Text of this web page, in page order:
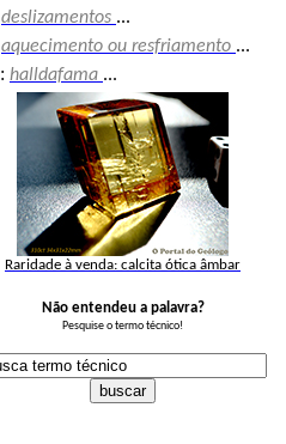
deslizamentos ...
aquecimento ou resfriamento ...
: halldafama ...
Raridade à venda: calcita ótica âmbar
Não entendeu a palavra?
Pesquise o termo técnico!